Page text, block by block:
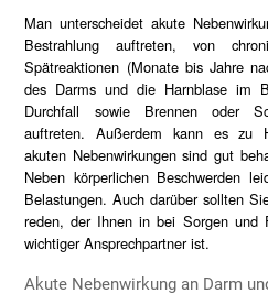
Man unterscheidet akute
Bestrahlung auftreten, von
Spätreaktionen (Monate bis Jahre
des Darms und die Harnblase im
Durchfall sowie Brennen oder
auftreten. Außerdem kann es zu
akuten Nebenwirkungen sind gut
Neben körperlichen Beschwerden
Belastungen. Auch darüber sollten
reden, der Ihnen in bei Sorgen und
wichtiger Ansprechpartner ist.
Akute Nebenwirkung an Darm